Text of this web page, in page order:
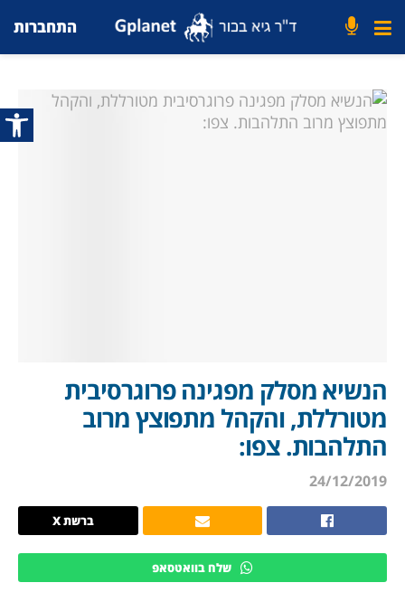
פתח
התחברות
הנשיא מסלק מפגינה פרוגרסיבית
מטורללת, והקהל מתפוצץ מרוב
התלהבות. צפו:
24/12/2019
ברשת X
שלח בוואטסאפ